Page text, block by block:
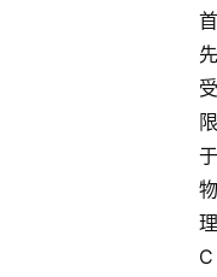
首
先
受
限
于
物
理
C